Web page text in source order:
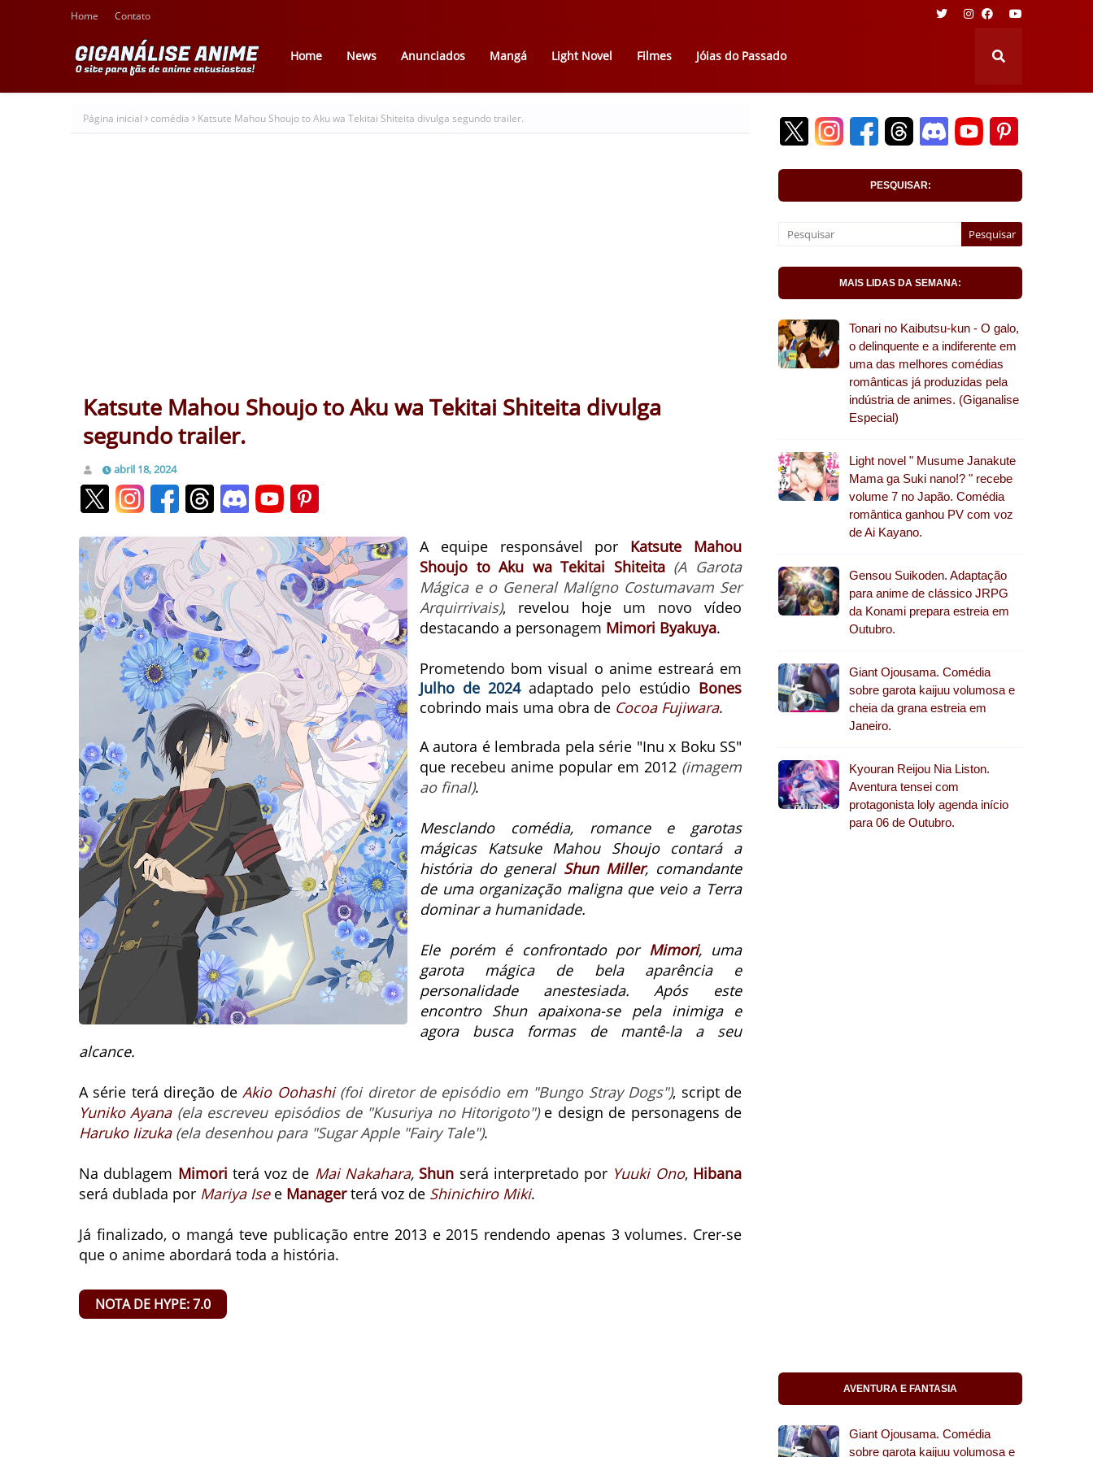
Home Contato
Home News Anunciados Mangá Light Novel Filmes Jóias do Passado
Página inicial comédia Katsute Mahou Shoujo to Aku wa Tekitai Shiteita divulga segundo trailer.
Katsute Mahou Shoujo to Aku wa Tekitai Shiteita divulga
segundo trailer.
abril 18, 2024
A equipe responsável por Katsute Mahou
Shoujo to Aku wa Tekitai Shiteita (A Garota
Mágica e o General Malígno Costumavam Ser
Arquirrivais), revelou hoje um novo vídeo
destacando a personagem Mimori Byakuya.
Prometendo bom visual o anime estreará em
Julho de 2024adaptado pelo estúdio Bones
cobrindo mais uma obra de Cocoa Fujiwara.
A autora é lembrada pela série "Inu x Boku SS"
que recebeu anime popular em 2012 (imagem
ao final).
Mesclando comédia, romance e garotas
mágicas Katsuke Mahou Shoujo contará a
história do general Shun Miller, comandante
de uma organização maligna que veio a Terra
dominar a humanidade.
Ele porém é confrontado por Mimori, uma
garota mágica de bela aparência e
personalidade anestesiada.Após este
encontro Shun apaixona-se pela inimiga e
agora busca formas de mantê-la a seu
alcance.
A série terá direção deAkio Oohashi (foi diretor de episódio em "Bungo Stray Dogs"), script de
Yuniko Ayana (ela escreveu episódios de "Kusuriya no Hitorigoto")e design de personagens de
Haruko Iizuka (ela desenhou para "Sugar Apple "Fairy Tale").
Na dublagem Mimori terá voz de Mai Nakahara, Shun será interpretado por Yuuki Ono, Hibana
será dublada por Mariya Isee Managerterá voz de Shinichiro Miki.
Já finalizado, o mangá teve publicação entre 2013 e 2015 rendendo apenas 3 volumes. Crer-se
que o anime abordará toda a história.
NOTA DE HYPE: 7.0
PESQUISAR:
MAIS LIDAS DA SEMANA:
Tonari no Kaibutsu-kun - O galo,
o delinquente e a indiferente em
uma das melhores comédias
românticas já produzidas pela
indústria de animes. (Giganalise
Especial)
Light novel " Musume Janakute
Mama ga Suki nano!? " recebe
volume 7 no Japão. Comédia
romântica ganhou PV com voz
de Ai Kayano.
Gensou Suikoden. Adaptação
para anime de clássico JRPG
da Konami prepara estreia em
Outubro.
Giant Ojousama. Comédia
sobre garota kaijuu volumosa e
cheia da grana estreia em
Janeiro.
Kyouran Reijou Nia Liston.
Aventura tensei com
protagonista loly agenda início
para 06 de Outubro.
AVENTURA E FANTASIA
Giant Ojousama. Comédia
sobre garota kaijuu volumosa e